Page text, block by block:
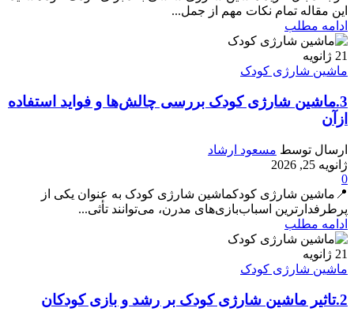
این مقاله تمام نکات مهم از جمل...
ادامه مطلب
21 ژانویه
ماشین شارژی کودک
3.ماشین‌ شارژی کودک بررسی چالش‌ها و فواید استفاده
ازآن
ارسال توسط مسعود ارشاد
ژانویه 25, 2026
0
📍ماشین‌ شارژی کودکماشین‌ شارژی کودک به عنوان یکی از
پرطرفدارترین اسباب‌بازی‌های مدرن، می‌توانند تأثی...
ادامه مطلب
21 ژانویه
ماشین شارژی کودک
2.تاثیر ماشین شارژی کودک بر رشد و بازی کودکان